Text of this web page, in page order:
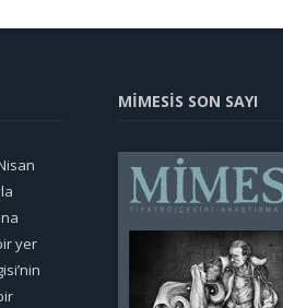
yer
MİMESİS SON SAYI